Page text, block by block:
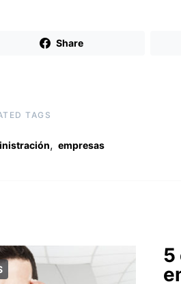
Share
TAGS
, empresas
5